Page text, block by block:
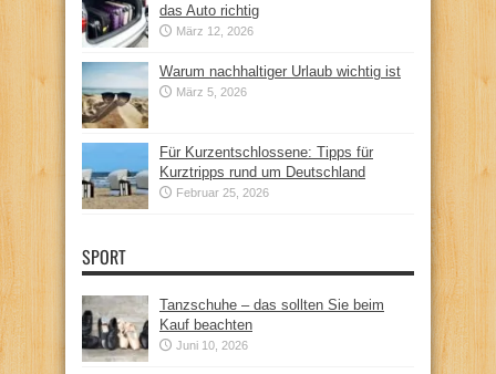
das Auto richtig
März 12, 2026
Warum nachhaltiger Urlaub wichtig ist
März 5, 2026
Für Kurzentschlossene: Tipps für
Kurztripps rund um Deutschland
Februar 25, 2026
SPORT
Tanzschuhe – das sollten Sie beim
Kauf beachten
Juni 10, 2026